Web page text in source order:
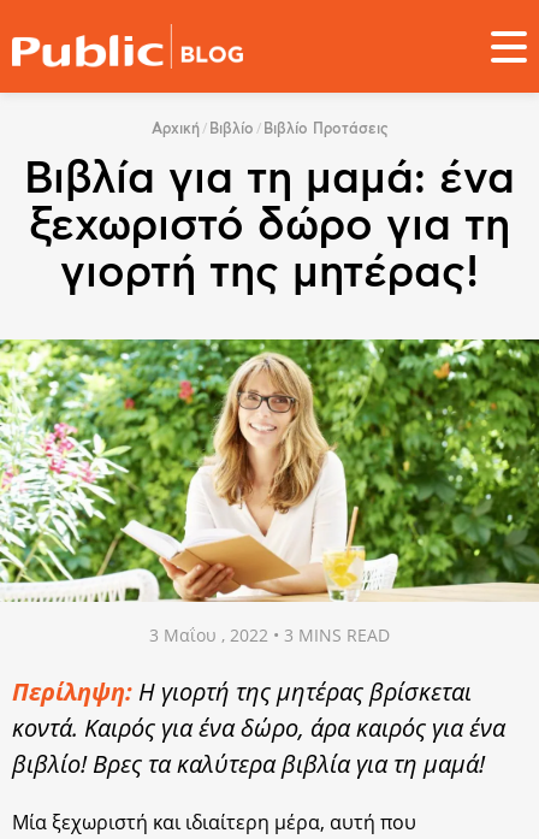
προς
το
κυρίως
are
here
Αρχική Βιβλίο Βιβλίο Προτάσεις
Βιβλία για τη μαμά: ένα
ξεχωριστό δώρο για τη
γιορτή της μητέρας!
3 Μαΐου , 2022 • 3 MINS READ
Περίληψη: Η γιορτή της μητέρας βρίσκεται
κοντά. Καιρός για ένα δώρο, άρα καιρός για ένα
βιβλίο! Βρες τα καλύτερα βιβλία για τη μαμά!
Μία ξεχωριστή και ιδιαίτερη μέρα, αυτή που